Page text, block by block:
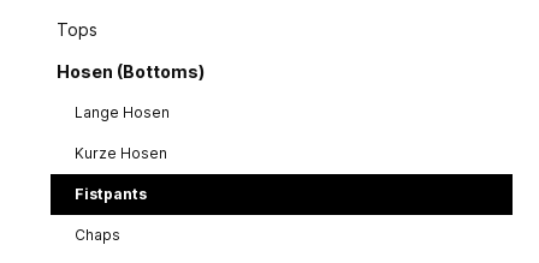
Tops
Hosen (Bottoms)
Lange Hosen
Kurze Hosen
Fistpants
Chaps